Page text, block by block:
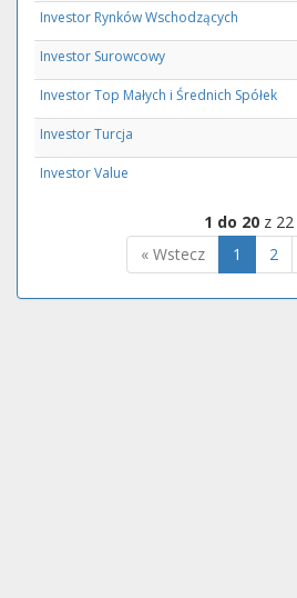
Investor Rynków Wschodzących
Investor Surowcowy
Investor Top Małych i Średnich Spółek
Investor Turcja
Investor Value
1 do 20z 22
« Wstecz
1 2